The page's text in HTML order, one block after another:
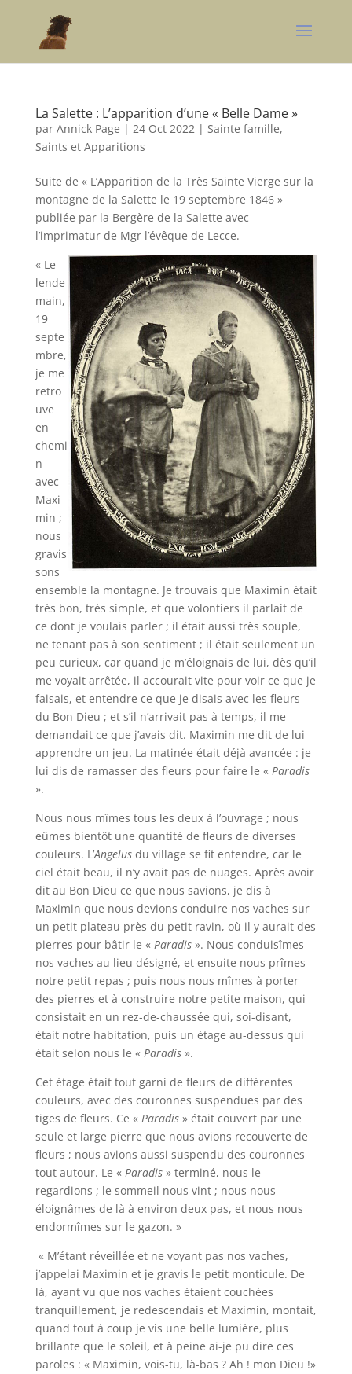
La Salette : L’apparition d’une « Belle Dame »
par Annick Page | 24 Oct 2022| Sainte famille,
Saints et Apparitions
Suite de « L’Apparition de la Très Sainte Vierge sur la
montagne de la Salette le 19 septembre 1846 »
publiée par la Bergère de la Salette avec
l’imprimatur de Mgr l’évêque de Lecce.
« Le
lende
main,
19
septe
mbre,
je me
retro
uve
en
chemi
n
avec
Maxi
min ;
nous
gravis
sons
ensemble la montagne. Je trouvais que Maximin était
très bon, très simple, et que volontiers il parlait de
ce dont je voulais parler ; il était aussi très souple,
ne tenant pas à son sentiment ; il était seulement un
peu curieux, car quand je m’éloignais de lui, dès qu’il
me voyait arrêtée, il accourait vite pour voir ce que je
faisais, et entendre ce que je disais avec les fleurs
du Bon Dieu ; et s’il n’arrivait pas à temps, il me
demandait ce que j’avais dit. Maximin me dit de lui
apprendre un jeu. La matinée était déjà avancée : je
lui dis de ramasser des fleurs pour faire le « Paradis
».
Nous nous mîmes tous les deux à l’ouvrage ; nous
eûmes bientôt une quantité de fleurs de diverses
couleurs. L’Angelus du village se fit entendre, car le
ciel était beau, il n’y avait pas de nuages. Après avoir
dit au Bon Dieu ce que nous savions, je dis à
Maximin que nous devions conduire nos vaches sur
un petit plateau près du petit ravin, où il y aurait des
pierres pour bâtir le « Paradis ». Nous conduisîmes
nos vaches au lieu désigné, et ensuite nous prîmes
notre petit repas ; puis nous nous mîmes à porter
des pierres et à construire notre petite maison, qui
consistait en un rez-de-chaussée qui, soi-disant,
était notre habitation, puis un étage au-dessus qui
était selon nous le « Paradis ».
Cet étage était tout garni de fleurs de différentes
couleurs, avec des couronnes suspendues par des
tiges de fleurs. Ce « Paradis » était couvert par une
seule et large pierre que nous avions recouverte de
fleurs ; nous avions aussi suspendu des couronnes
tout autour. Le « Paradis » terminé, nous le
regardions ; le sommeil nous vint ; nous nous
éloignâmes de là à environ deux pas, et nous nous
endormîmes sur le gazon. »
« M’étant réveillée et ne voyant pas nos vaches,
j’appelai Maximin et je gravis le petit monticule. De
là, ayant vu que nos vaches étaient couchées
tranquillement, je redescendais et Maximin, montait,
quand tout à coup je vis une belle lumière, plus
brillante que le soleil, et à peine ai-je pu dire ces
paroles : « Maximin, vois-tu, là-bas ? Ah ! mon Dieu !»